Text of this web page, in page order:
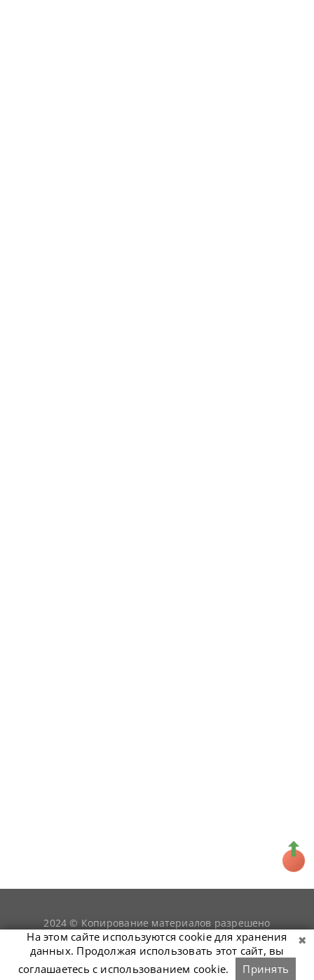
2024 © Копирование материалов разрешено
только при условии гиперссылки наsnookerist.ru
На этом сайте используются cookie для хранения
данных. Продолжая использовать этот сайт, вы
соглашаетесь с использованием cookie.
Принять